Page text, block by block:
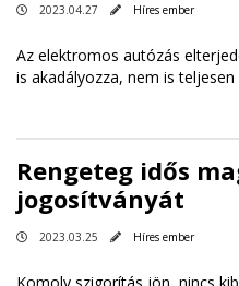
2023.04.27 Híres ember
Az elektromos autózás
is akadályozza, nem is teljesen
Rengeteg idős
jogosítványát
2023.03.25 Híres ember